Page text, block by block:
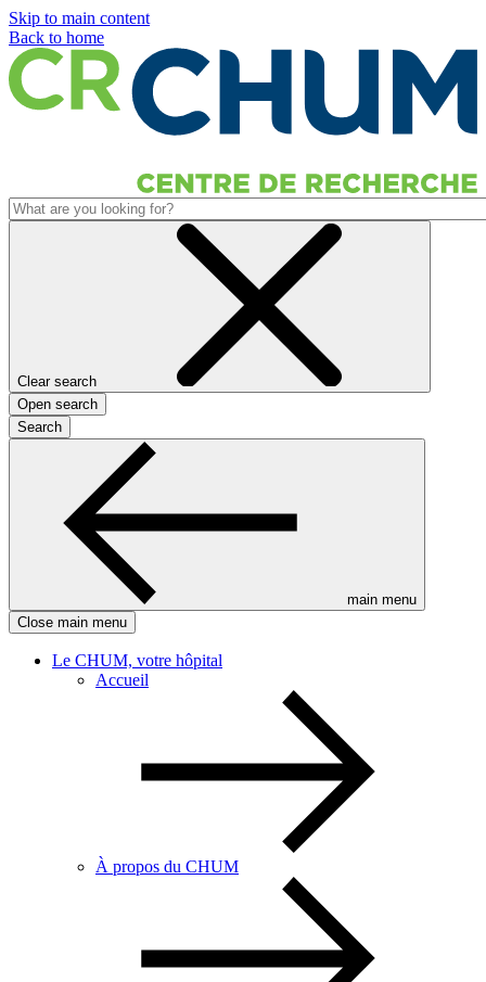
Skip to main content
Back to home
Clear search
Open search
Search
main menu
Close main menu
Le CHUM, votre hôpital
Accueil
À propos du CHUM